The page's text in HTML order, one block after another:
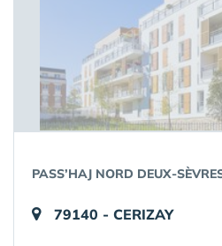
PASS’HAJ NORD DEUX-
79140 - CERIZAY